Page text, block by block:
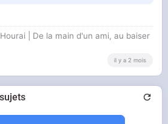
| De la main d'un ami, au baiser
il y a 2 mois